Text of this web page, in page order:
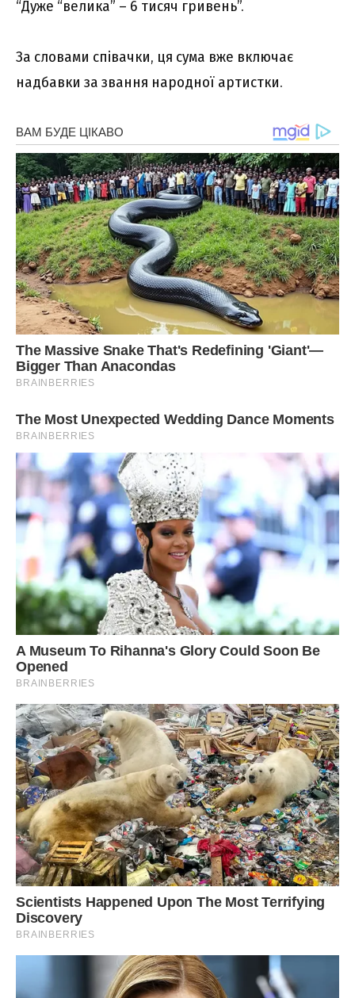
“Дуже “велика” – 6 тисяч гривень”.
За словами співачки, ця сума вже включає
надбавки за звання народної артистки.